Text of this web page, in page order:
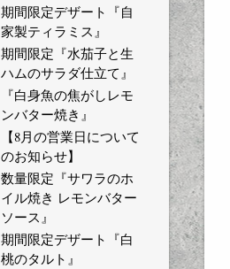
期間限定デザート『自
家製ティラミス』
期間限定『水茄子と生
ハムのサラダ仕立て』
『白身魚の焦がしレモ
ンバター焼き』
【8月の営業日について
のお知らせ】
数量限定『サワラのホ
イル焼き レモンバター
ソース』
期間限定デザート『白
桃のタルト』